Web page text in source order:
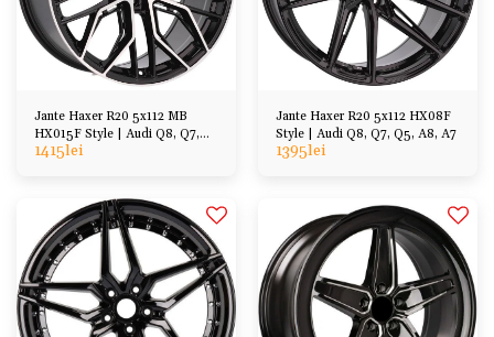
Jante Haxer R20 5x112 MB
HX015F Style | Audi Q8, Q7,
Q5, A8, A7
1415lei
Jante Haxer R20 5x112 HX08F
Style | Audi Q8, Q7, Q5, A8, A7
1395lei